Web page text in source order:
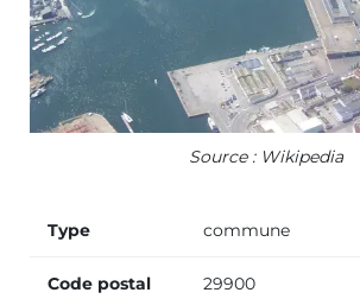
Source : Wikipedia
Type commune
Code postal 29900